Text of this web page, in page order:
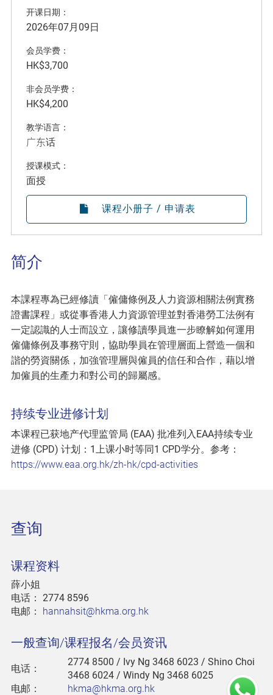
简介
本課程專為已經修讀「僱傭條例及人力資源相關法例實務
證書課程」或從事香港人力資源管理並對香港勞工法例有
一定認識的人士而設立，讓修讀學員進一步瞭解如何運用
僱傭條例及事務守則，協助學員在管理層面上營造一個和
諧的勞資關係，加強管理層與僱員的信任和合作，藉以增
加僱員的生產力和對公司的歸屬感。
持续专业进修计划
本课程已获地产代理监管局 (EAA) 批准列入EAA持续专业
进修 (CPD) 计划：1上课小时等同1 CPD学分。参考：
https://www.eaa.org.hk/zh-hk/cpd-activities
开课日期：
2026年07月09日
会员学费：
HK$3,700
非会员学费：
HK$4,200
教学语言：
广东话
授课模式：
面授
课程小册子 / 申请表
查询
课程资料
薛小姐
电话： 2774 8596
电邮：
hannahsit@hkma.org.hk
一般查询/课程报名/会员资讯
电话：
2774 8500 / Ivy Ng 3468 6023 / Shino Choi
3468 6024 / Windy Ng 3468 6025
电邮：
hkma@hkma.org.hk